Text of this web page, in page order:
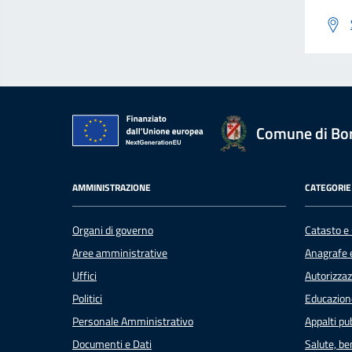
Comune di
AMMINISTRAZIONE
Organi di governo
Aree amministrative
Uffici
Politici
Personale Amministrativo
Documenti e Dati
Catasto
Anagrafe
Appalti
Salute,